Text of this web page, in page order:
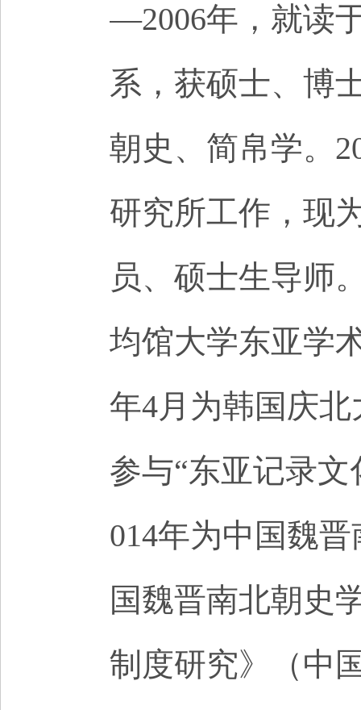
—2006年，就读
系，获硕士、博
朝史、简帛学。
研究所工作，现
员、硕士生导师
均馆大学东亚学
年4月为韩国庆
参与“东亚记录
014年为中国魏
国魏晋南北朝史
制度研究》（中